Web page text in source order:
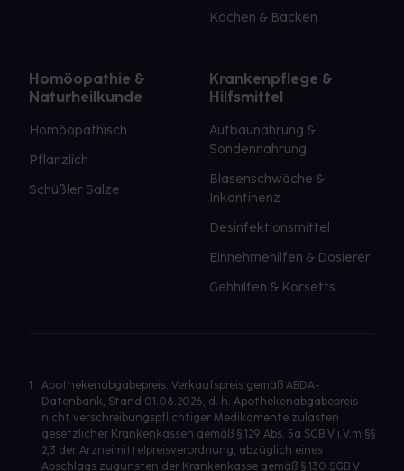
Kochen & Backen
Homöopathie &
Naturheilkunde
Homöopathisch
Pflanzlich
Schüßler Salze
Krankenpflege &
Hilfsmittel
Aufbaunahrung &
Sondennahrung
Blasenschwäche &
Inkontinenz
Desinfektionsmittel
Einnehmehilfen & Dosierer
Gehhilfen & Korsetts
1
Apothekenabgabepreis: Verkaufspreis gemäß ABDA-
Datenbank, Stand 01.08.2026, d. h. Apothekenabgabepreis
nicht verschreibungspflichtiger Medikamente zulasten
gesetzlicher Krankenkassen gemäß § 129 Abs. 5a SGB V i.V.m §§
2,3 der Arzneimittelpreisverordnung, abzüglich eines
Abschlags zugunsten der Krankenkasse gemäß § 130 SGB V